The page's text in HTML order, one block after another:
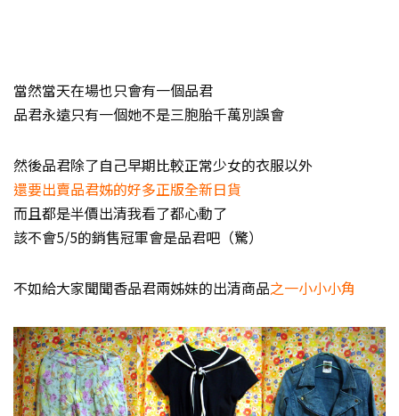
當然當天在場也只會有一個品君
品君永遠只有一個她不是三胞胎千萬別誤會
然後品君除了自己早期比較正常少女的衣服以外
還要出賣品君姊的好多正版全新日貨
而且都是半價出清我看了都心動了
該不會5/5的銷售冠軍會是品君吧（驚）
不如給大家聞聞香品君兩姊妹的出清商品之一小小小角